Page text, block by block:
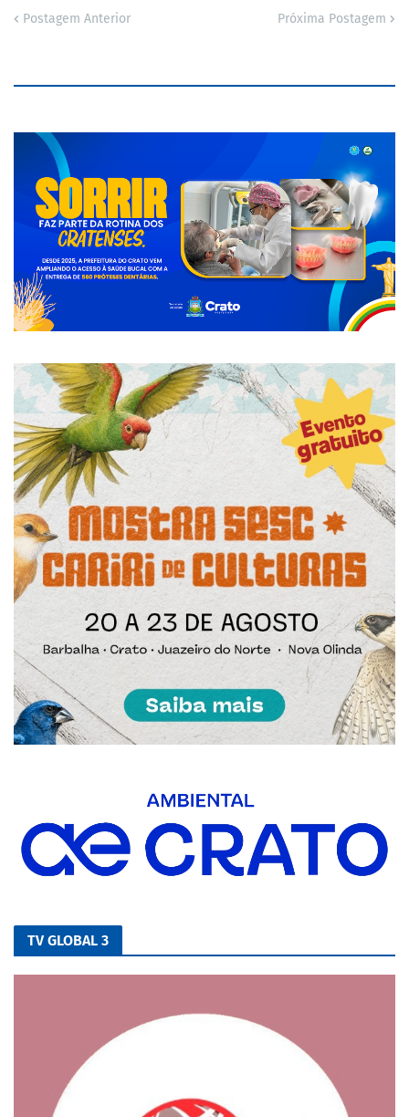
Postagem Anterior Próxima Postagem
TV GLOBAL 3